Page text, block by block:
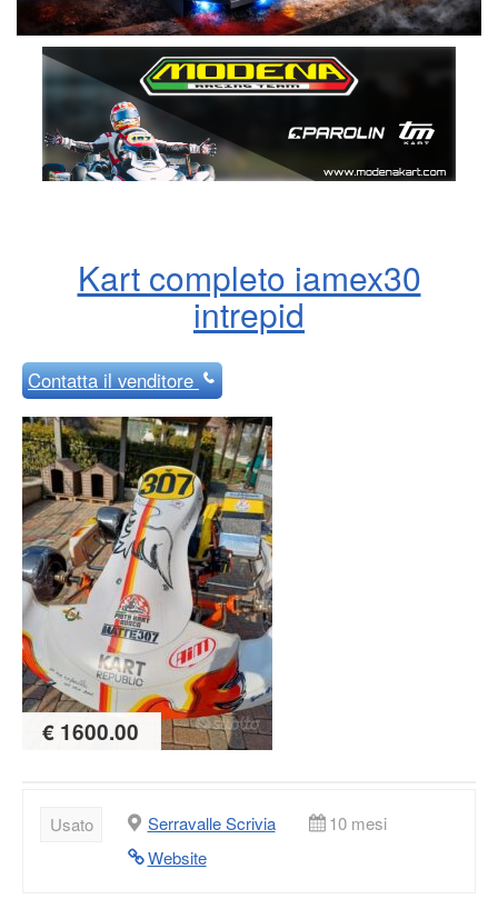
Kart completo iamex30
intrepid
Contattail venditore
€ 1600.00
Usato Serravalle Scrivia
10 mesi
Website